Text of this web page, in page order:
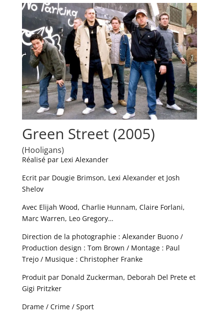
Green Street (2005)
(Hooligans)
Réalisé par Lexi Alexander
Ecrit par Dougie Brimson, Lexi Alexander et Josh
Shelov
Avec Elijah Wood, Charlie Hunnam, Claire Forlani,
Marc Warren, Leo Gregory…
Direction de la photographie : Alexander Buono /
Production design : Tom Brown / Montage : Paul
Trejo / Musique : Christopher Franke
Produit par Donald Zuckerman, Deborah Del Prete et
Gigi Pritzker
Drame / Crime / Sport